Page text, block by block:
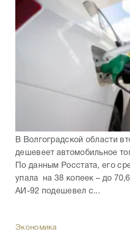
В Волгоградской области
дешевеет автомобильное
По данным Росстата, его
упала на 38 копеек – до
АИ-92 подешевел с...
Экономика